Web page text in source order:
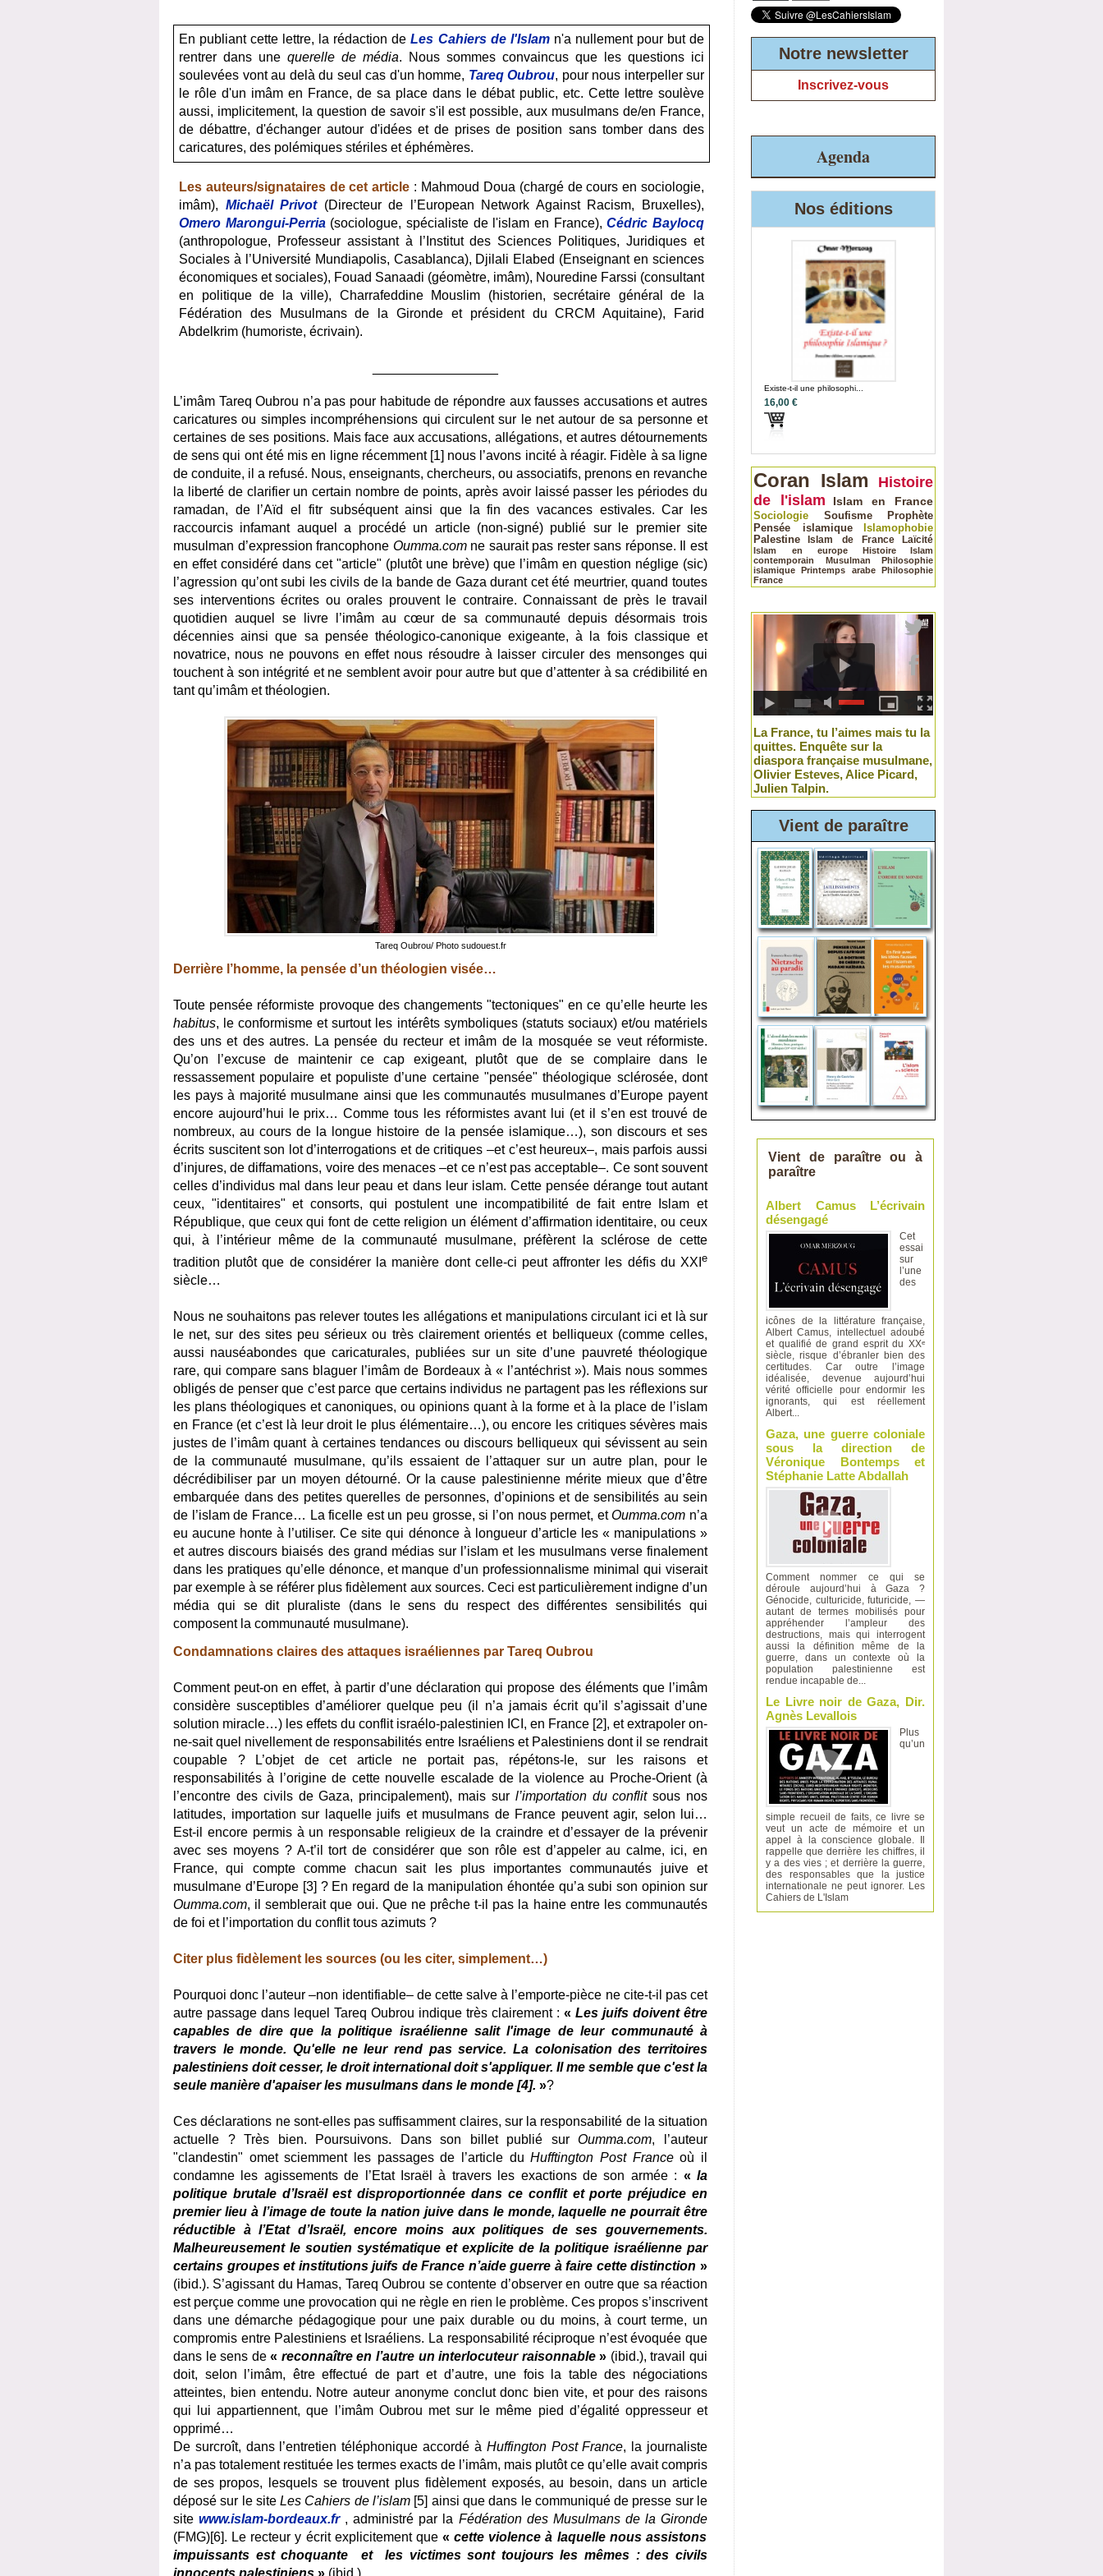
En publiant cette lettre, la rédaction deLes Cahiers de l'Islam n'a nullement pour but de
rentrer dans une querelle de média. Nous sommes convaincus que les questions ici
soulevées vont au delà du seul cas d'un homme, Tareq Oubrou, pour nous interpeller sur
le rôle d'un imâm en France, de sa place dans le débat public, etc. Cette lettre soulève
aussi, implicitement, la question de savoir s'il est possible, aux musulmans de/en France,
de débattre, d'échanger autour d'idées et de prises de position sans tomber dans des
caricatures, des polémiques stériles et éphémères.
Les auteurs/signataires de cet article : Mahmoud Doua (chargé de cours en sociologie,
imâm), Michaël Privot(Directeur de l’European Network Against Racism, Bruxelles),
Omero Marongui-Perria(sociologue, spécialiste de l'islam en France),Cédric Baylocq
(anthropologue, Professeur assistant à l’Institut des Sciences Politiques, Juridiques et
Sociales à l’Université Mundiapolis, Casablanca), Djilali Elabed (Enseignant en sciences
économiques et sociales), Fouad Sanaadi (géomètre, imâm), Nouredine Farssi (consultant
en politique de la ville), Charrafeddine Mouslim (historien, secrétaire général de la
Fédération des Musulmans de la Gironde et président du CRCM Aquitaine), Farid
Abdelkrim (humoriste, écrivain).
L’imâm Tareq Oubrou n’a pas pour habitude de répondre aux fausses accusations et autres
caricatures ou simples incompréhensions qui circulent sur le net autour de sa personne et
certaines de ses positions. Mais face aux accusations, allégations, et autres détournements
de sens qui ont été mis en ligne récemment [1] nous l’avons incité à réagir. Fidèle à sa ligne
de conduite, il a refusé. Nous, enseignants, chercheurs, ou associatifs, prenons en revanche
la liberté de clarifier un certain nombre de points, après avoir laissé passer les périodes du
ramadan, de l’Aïd el fitr subséquent ainsi que la fin des vacances estivales. Car les
raccourcis infamant auquel a procédé un article (non-signé) publié sur le premier site
musulman d’expression francophone Oumma.comne saurait pas rester sans réponse. Il est
en effet considéré dans cet "article" (plutôt une brève) que l’imâm en question néglige (sic)
l’agression qu’ont subi les civils de la bande de Gaza durant cet été meurtrier, quand toutes
ses interventions écrites ou orales prouvent le contraire. Connaissant de près le travail
quotidien auquel se livre l’imâm au cœur de sa communauté depuis désormais trois
décennies ainsi que sa pensée théologico-canonique exigeante, à la fois classique et
novatrice, nous ne pouvons en effet nous résoudre à laisser circuler des mensonges qui
touchent à son intégrité et ne semblent avoir pour autre but que d’attenter à sa crédibilité en
tant qu’imâm et théologien.
Tareq Oubrou/ Photo sudouest.fr
Derrière l’homme, la pensée d’un théologien visée…
Toute pensée réformiste provoque des changements "tectoniques" en ce qu’elle heurte les
habitus, le conformisme et surtout les intérêts symboliques (statuts sociaux) et/ou matériels
des uns et des autres. La pensée du recteur et imâm de la mosquée se veut réformiste.
Qu’on l’excuse de maintenir ce cap exigeant, plutôt que de se complaire dans le
ressassement populaire et populiste d’une certaine "pensée" théologique sclérosée, dont
les pays à majorité musulmane ainsi que les communautés musulmanes d’Europe payent
encore aujourd’hui le prix… Comme tous les réformistes avant lui (et il s’en est trouvé de
nombreux, au cours de la longue histoire de la pensée islamique…), son discours et ses
écrits suscitent son lot d’interrogations et de critiques –et c’est heureux–, mais parfois aussi
d’injures, de diffamations, voire des menaces –et ce n’est pas acceptable–. Ce sont souvent
celles d’individus mal dans leur peau et dans leur islam. Cette pensée dérange tout autant
ceux, "identitaires" et consorts, qui postulent une incompatibilité de fait entre Islam et
République, que ceux qui font de cette religion un élément d’affirmation identitaire, ou ceux
qui, à l’intérieur même de la communauté musulmane, préfèrent la sclérose de cette
tradition plutôt que de considérer la manière dont celle-ci peut affronter les défis du XXI e
siècle…
Nous ne souhaitons pas relever toutes les allégations et manipulations circulant ici et là sur
le net, sur des sites peu sérieux ou très clairement orientés et belliqueux (comme celles,
aussi nauséabondes que caricaturales, publiées sur un site d’une pauvreté théologique
rare, qui compare sans blaguer l’imâm de Bordeaux à « l’antéchrist »). Mais nous sommes
obligés de penser que c’est parce que certains individus ne partagent pas les réflexions sur
les plans théologiques et canoniques, ou opinions quant à la forme et à la place de l’islam
en France (et c’est là leur droit le plus élémentaire…), ou encore les critiques sévères mais
justes de l’imâm quant à certaines tendances ou discours belliqueux qui sévissent au sein
de la communauté musulmane, qu’ils essaient de l’attaquer sur un autre plan, pour le
décrédibiliser par un moyen détourné. Or la cause palestinienne mérite mieux que d’être
embarquée dans des petites querelles de personnes, d’opinions et de sensibilités au sein
de l’islam de France… La ficelle est un peu grosse, si l’on nous permet, etOumma.com n’a
eu aucune honte à l’utiliser. Ce site qui dénonce à longueur d’article les « manipulations »
et autres discours biaisés des grand médias sur l’islam et les musulmans verse finalement
dans les pratiques qu’elle dénonce, et manque d’un professionnalisme minimal qui viserait
par exemple à se référer plus fidèlement aux sources. Ceci est particulièrement indigne d’un
média qui se dit pluraliste (dans le sens du respect des différentes sensibilités qui
composent la communauté musulmane).
Condamnations claires des attaques israéliennes par Tareq Oubrou
Comment peut-on en effet, à partir d’une déclaration qui propose des éléments que l’imâm
considère susceptibles d’améliorer quelque peu (il n’a jamais écrit qu’il s’agissait d’une
solution miracle…) les effets du conflit israélo-palestinien ICI, en France [2], et extrapoler on-
ne-sait quel nivellement de responsabilités entre Israéliens et Palestiniens dont il se rendrait
coupable ? L’objet de cet article ne portait pas, répétons-le, sur les raisons et
responsabilités à l’origine de cette nouvelle escalade de la violence au Proche-Orient (à
l’encontre des civils de Gaza, principalement), mais sur l’importation du conflitsous nos
latitudes, importation sur laquelle juifs et musulmans de France peuvent agir, selon lui…
Est-il encore permis à un responsable religieux de la craindre et d’essayer de la prévenir
avec ses moyens ? A-t’il tort de considérer que son rôle est d’appeler au calme, ici, en
France, qui compte comme chacun sait les plus importantes communautés juive et
musulmane d’Europe [3] ? En regard de la manipulation éhontée qu’a subi son opinion sur
Oumma.com, il semblerait que oui. Que ne prêche t-il pas la haine entre les communautés
de foi et l’importation du conflit tous azimuts ?
Citer plus fidèlement les sources (ou les citer, simplement…)
Pourquoi donc l’auteur –non identifiable– de cette salve à l’emporte-pièce ne cite-t-il pas cet
autre passage dans lequel Tareq Oubrou indique très clairement : « Les juifs doivent être
capables de dire que la politique israélienne salit l'image de leur communauté à
travers le monde. Qu'elle ne leur rend pas service. La colonisation des territoires
palestiniens doit cesser, le droit international doit s'appliquer. Il me semble que c'est la
seule manière d'apaiser les musulmans dans le monde [4]. »?
Ces déclarations ne sont-elles pas suffisamment claires, sur la responsabilité de la situation
actuelle ? Très bien. Poursuivons. Dans son billet publié surOumma.com, l’auteur
"clandestin" omet sciemment les passages de l’article duHufftington Post Franceoù il
condamne les agissements de l’Etat Israël à travers les exactions de son armée : «la
politique brutale d’Israël est disproportionnée dans ce conflit et porte préjudice en
premier lieu à l’image de toute la nation juive dans le monde, laquelle ne pourrait être
réductible à l’Etat d’Israël, encore moins aux politiques de ses gouvernements.
Malheureusement le soutien systématique et explicite de la politique israélienne par
certains groupes et institutions juifs de France n’aide guerre à faire cette distinction »
(ibid.). S’agissant du Hamas, Tareq Oubrou se contente d’observer en outre que sa réaction
est perçue comme une provocation qui ne règle en rien le problème. Ces propos s’inscrivent
dans une démarche pédagogique pour une paix durable ou du moins, à court terme, un
compromis entre Palestiniens et Israéliens. La responsabilité réciproque n’est évoquée que
dans le sens de« reconnaître en l’autre un interlocuteur raisonnable» (ibid.), travail qui
doit, selon l’imâm, être effectué de part et d’autre, une fois la table des négociations
atteintes, bien entendu. Notre auteur anonyme conclut donc bien vite, et pour des raisons
qui lui appartiennent, que l’imâm Oubrou met sur le même pied d’égalité oppresseur et
opprimé…
De surcroît, dans l’entretien téléphonique accordé à Huffington Post France, la journaliste
n’a pas totalement restituée les termes exacts de l’imâm, mais plutôt ce qu’elle avait compris
de ses propos, lesquels se trouvent plus fidèlement exposés, au besoin, dans un article
déposé sur le siteLes Cahiers de l’islam [5] ainsi que dans le communiqué de presse sur le
sitewww.islam-bordeaux.fr , administré par la Fédération des Musulmans de la Gironde
(FMG)[6]. Le recteur y écrit explicitement que «cette violence à laquelle nous assistons
impuissants est choquante et les victimes sont toujours les mêmes : des civils
Notre newsletter
Inscrivez-vous
Agenda
Nos éditions
Existe-t-il une philosophi...
16,00 €
Coran Islam
Histoire
de l'islam
Islam en France
Sociologie Soufisme
Prophète
Pensée islamique
Islamophobie
Palestine Islam de France
Laïcité
Islam en europe
Histoire
Islam
contemporain
Musulman
Philosophie
islamique Printemps arabe Philosophie
France
La France, tu l’aimes mais tu la
quittes. Enquête sur la
diaspora française musulmane,
Olivier Esteves, Alice Picard,
Julien Talpin.
Vient de paraître
Vient de paraître ou à
paraître
Albert Camus L’écrivain
désengagé
Cet
essai
sur
l’une
des
icônes de la littérature française,
Albert Camus, intellectuel adoubé
et qualifié de grand esprit du XXᵉ
siècle, risque d’ébranler bien des
certitudes. Car outre l’image
idéalisée, devenue aujourd’hui
vérité officielle pour endormir les
ignorants, qui est réellement
Albert...
Gaza, une guerre coloniale
sous la direction de
Véronique Bontemps et
Stéphanie Latte Abdallah
Comment nommer ce qui se
déroule aujourd’hui à Gaza ?
Génocide, culturicide, futuricide, —
autant de termes mobilisés pour
appréhender l’ampleur des
destructions, mais qui interrogent
aussi la définition même de la
guerre, dans un contexte où la
population palestinienne est
rendue incapable de...
Le Livre noir de Gaza, Dir.
Agnès Levallois
Plus
qu’un
simple recueil de faits, ce livre se
veut un acte de mémoire et un
appel à la conscience globale. Il
rappelle que derrière les chiffres, il
y a des vies ; et derrière la guerre,
des responsables que la justice
internationale ne peut ignorer. Les
Cahiers de L'Islam